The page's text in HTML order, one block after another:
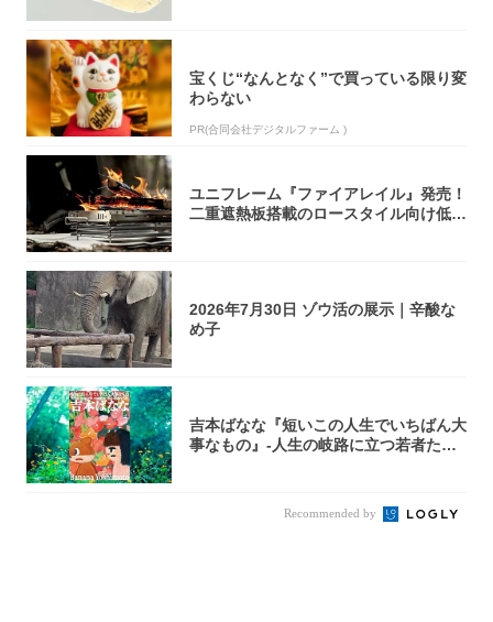
宝くじ“なんとなく”で買っている限り変
わらない
PR(合同会社デジタルファーム )
ユニフレーム『ファイアレイル』発売！
二重遮熱板搭載のロースタイル向け低型
2026年7月30日 ゾウ活の展示｜辛酸な
め子
吉本ばなな『短いこの人生でいちばん大
事なもの』-人生の岐路に立つ若者たち
Recommended by